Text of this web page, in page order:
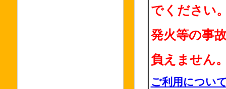
でください
発火等の事
負えません
ご利用につい